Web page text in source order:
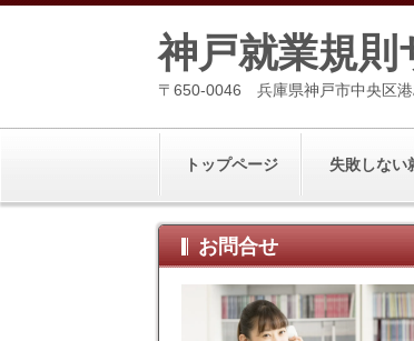
神戸就業規則
〒650-0046 兵庫県神戸市中央区港
トップページ 失敗しない
お問合せ